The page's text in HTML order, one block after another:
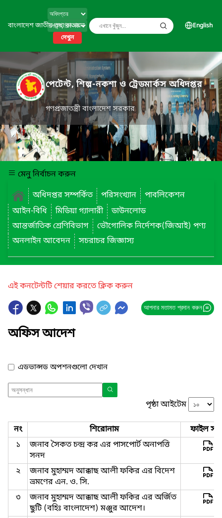
বাংলাদেশ জাতীয় তথ্য বাতায়ন
দেখুন
English
পেটেন্ট, শিল্প-নকশা ও ট্রেডমার্কস অধিদপ্তর
গণপ্রজাতন্ত্রী বাংলাদেশ সরকার
মেনু নির্বাচন করুন
অধিদপ্তর সম্পর্কিত
পরিসংখ্যান
পাবলিকেশন
আইন-বিধি
মিডিয়া গ্যালারী
ডাউনলোড
আন্তর্জাতিক শ্রেণিবিভাগ
ভৌগোলিক নির্দেশক(জিআই) পণ্য
অনলাইন আবেদন
সচরাচর জিজ্ঞাস্য
এই কনটেন্টটি শেয়ার করতে ক্লিক করুন
আপনার মতামত প্রদান করুন
অফিস আদেশ
এডভান্সড অপশনগুলো দেখান
পৃষ্ঠা আইটেম
নং শিরোনাম
ফাইল
১
জনাব সৈকত চন্দ্র কর এর পাসপোর্ট অনাপত্তি
সনদ
২
জনাব মুহাম্মদ আক্কাছ আলী ফকির এর বিদেশ
ভ্রমণের এন. ও. সি.
৩
জনাব মুহাম্মদ আক্কাছ আলী ফকির এর অর্জিত
ছুটি (বহিঃ বাংলাদেশ) মঞ্জুর আদেশ।